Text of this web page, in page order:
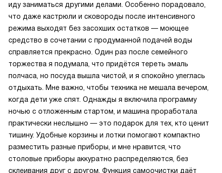
иду заниматься другими делами. Особенно порадовало,
что даже кастрюли и сковороды после интенсивного
режима выходят без засохших остатков — моющее
средство в сочетании с продуманной подачей воды
справляется прекрасно. Один раз после семейного
торжества я подумала, что придётся тереть эмаль
полчаса, но посуда вышла чистой, и я спокойно улеглась
отдыхать. Мне важно, чтобы техника не мешала вечером,
когда дети уже спят. Однажды я включила программу
ночью с отложенным стартом, и машина проработала
практически неслышно — это подарок для тех, кто ценит
тишину. Удобные корзины и лотки помогают компактно
разместить разные приборы, и мне нравится, что
столовые приборы аккуратно распределяются, без
склеивания друг с другом. Функция самоочистки даёт